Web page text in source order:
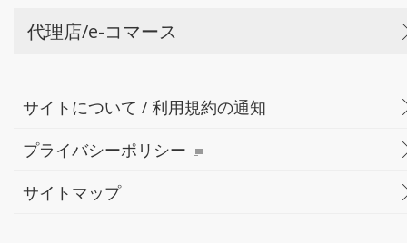
代理店/e-コマース
サイトについて / 利用規約の通知
プライバシーポリシー
サイトマップ